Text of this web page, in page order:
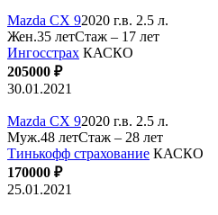
Mazda CX 92020 г.в. 2.5 л.
Жен.35 летСтаж – 17 лет
Ингосстрах КАСКО
205000 ₽
30.01.2021
Mazda CX 92020 г.в. 2.5 л.
Муж.48 летСтаж – 28 лет
Тинькофф страхование КАСКО
170000 ₽
25.01.2021